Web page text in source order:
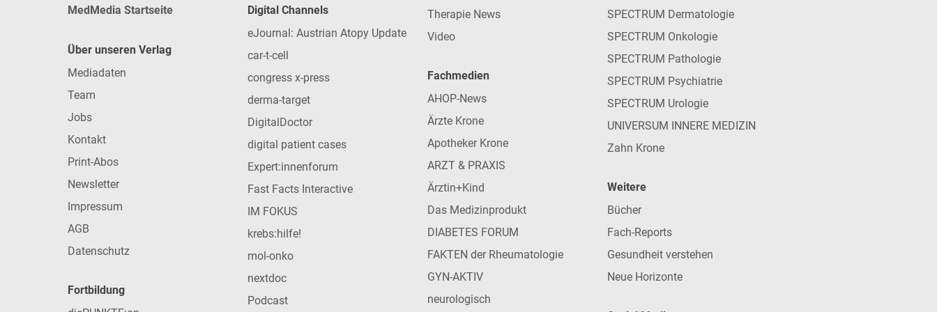
MedMedia Startseite
Über unseren Verlag
Mediadaten
Team
Jobs
Kontakt
Print-Abos
Newsletter
Impressum
AGB
Datenschutz
Fortbildung
Digital Channels
eJournal: Austrian Atopy Update
car-t-cell
congress x-press
derma-target
DigitalDoctor
digital patient cases
Expert:innenforum
Fast Facts Interactive
IM FOKUS
krebs:hilfe!
mol-onko
nextdoc
Podcast
Therapie News
Video
Fachmedien
AHOP-News
Ärzte Krone
Apotheker Krone
ARZT & PRAXIS
Ärztin+Kind
Das Medizinprodukt
DIABETES FORUM
FAKTEN der Rheumatologie
GYN-AKTIV
neurologisch
SPECTRUM Dermatologie
SPECTRUM Onkologie
SPECTRUM Pathologie
SPECTRUM Psychiatrie
SPECTRUM Urologie
UNIVERSUM INNERE MEDIZIN
Zahn Krone
Weitere
Bücher
Fach-Reports
Gesundheit verstehen
Neue Horizonte